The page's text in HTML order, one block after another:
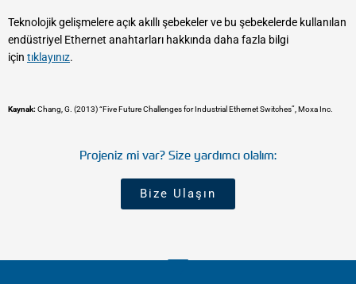
Teknolojik gelişmelere açık akıllı şebekeler ve bu şebekelerde kullanılan
endüstriyel Ethernet anahtarları hakkında daha fazla bilgi
için tıklayınız.
Kaynak: Chang, G. (2013) “Five Future Challenges for Industrial Ethernet Switches”, Moxa Inc.
Projeniz mi var? Size yardımcı olalım:
Bize Ulaşın